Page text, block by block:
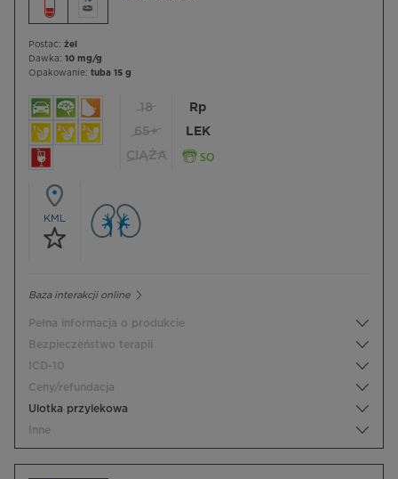
Postać: żel
Dawka: 10 mg/g
Opakowanie: tuba 15 g
18
65+
CIĄŻA
Rp
LEK
KML
Baza interakcji online
Pełna informacja o produkcie
Bezpieczeństwo terapii
ICD-10
Ceny/refundacja
Ulotka przylekowa
Inne